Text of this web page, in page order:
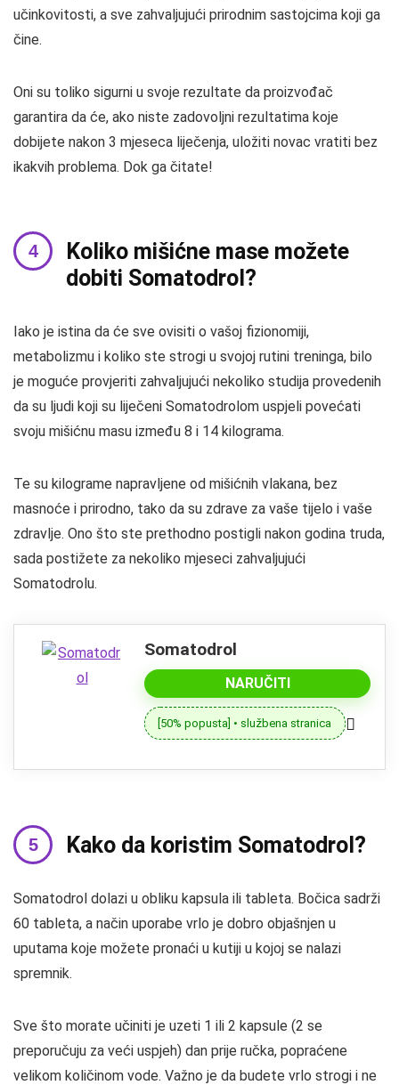
učinkovitosti, a sve zahvaljujući prirodnim sastojcima koji ga
čine.
Oni su toliko sigurni u svoje rezultate da proizvođač
garantira da će, ako niste zadovoljni rezultatima koje
dobijete nakon 3 mjeseca liječenja, uložiti novac vratiti bez
ikakvih problema. Dok ga čitate!
Koliko mišićne mase možete
dobiti Somatodrol?
Iako je istina da će sve ovisiti o vašoj fizionomiji,
metabolizmu i koliko ste strogi u svojoj rutini treninga, bilo
je moguće provjeriti zahvaljujući nekoliko studija provedenih
da su ljudi koji su liječeni Somatodrolom uspjeli povećati
svoju mišićnu masu između 8 i 14 kilograma.
Te su kilograme napravljene od mišićnih vlakana, bez
masnoće i prirodno, tako da su zdrave za vaše tijelo i vaše
zdravlje. Ono što ste prethodno postigli nakon godina truda,
sada postižete za nekoliko mjeseci zahvaljujući
Somatodrolu.
Somatodrol
NARUČITI
[50% popusta] • službena stranica
Kako da koristim Somatodrol?
Somatodrol dolazi u obliku kapsula ili tableta. Bočica sadrži
60 tableta, a način uporabe vrlo je dobro objašnjen u
uputama koje možete pronaći u kutiji u kojoj se nalazi
spremnik.
Sve što morate učiniti je uzeti 1 ili 2 kapsule (2 se
preporučuju za veći uspjeh) dan prije ručka, popraćene
velikom količinom vode. Važno je da budete vrlo strogi i ne